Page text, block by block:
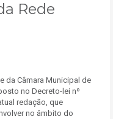
Rede
da Câmara Municipal de
no Decreto-lei nº
redação, que
no âmbito do